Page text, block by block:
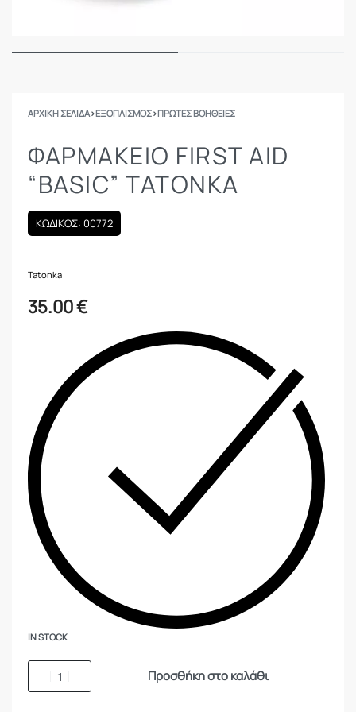
ΑΡΧΙΚΉ ΣΕΛΊΔΑ›ΕΞΟΠΛΙΣΜΟΣ›ΠΡΏΤΕΣ ΒΟΉΘΕΙΕΣ
ΦΑΡΜΑΚΕΊΟ FIRST AID
“BASIC” TATONKA
ΚΩΔΙΚΟΣ: 00772
Tatonka
35.00€
IN STOCK
Προσθήκη στο καλάθι